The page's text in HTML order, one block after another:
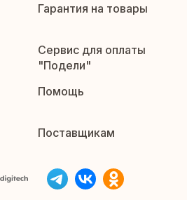
Гарантия на товары
Сервис для оплаты
"Подели"
Помощь
Поставщикам